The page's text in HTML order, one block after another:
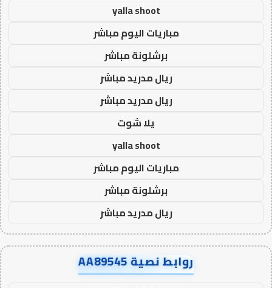
yalla shoot
مباريات اليوم مباشر
برشلونة مباشر
ريال مدريد مباشر
ريال مدريد مباشر
يلا شوت
yalla shoot
مباريات اليوم مباشر
برشلونة مباشر
ريال مدريد مباشر
روابط نصية AA89545